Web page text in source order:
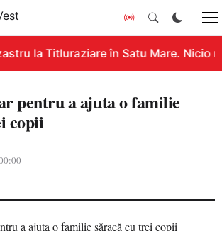
la Titluraziare în Satu Mare. Nicio
pentru a ajuta o familie
copii